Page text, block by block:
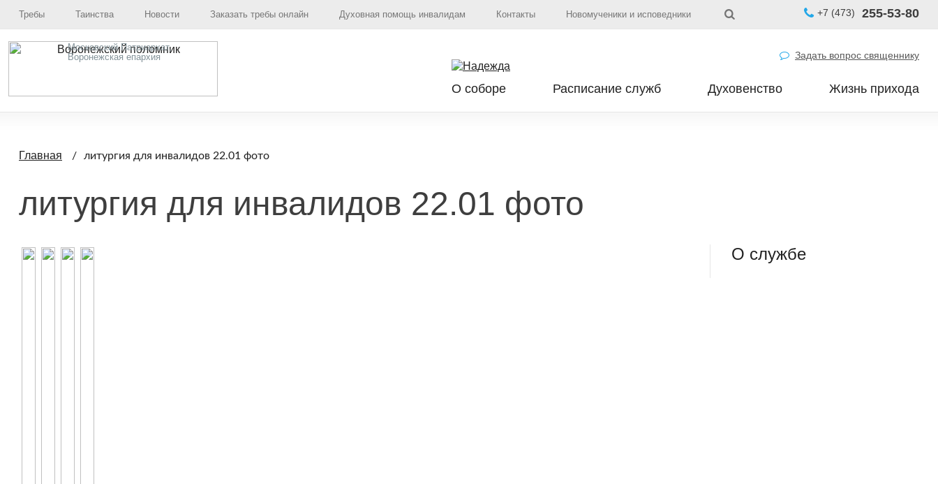
Требы Таинства Новости Заказать требы онлайн Духовная помощь инвалидам Контакты Новомученики и исповедники +7 (473) 255-53-80
Московский Патриархат,
Воронежская епархия
Задать вопрос священнику
О соборе Расписание служб Духовенство Жизнь прихода
Главная литургия для инвалидов 22.01 фото
литургия для инвалидов 22.01 фото
О службе